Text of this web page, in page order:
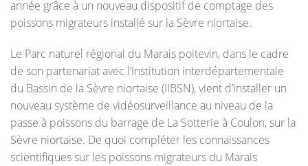
année grâce à un nouveau dispositif de comptage des
poissons migrateurs installé sur la Sèvre niortaise.
Le Parc naturel régional du Marais poitevin, dans le cadre
de son partenariat avec l’Institution interdépartementale
du Bassin de la Sèvre niortaise (IIBSN), vient d’installer un
nouveau système de vidéosurveillance au niveau de la
passe à poissons du barrage de La Sotterie à Coulon, sur la
Sèvre niortaise. De quoi compléter les connaissances
scientifiques sur les poissons migrateurs du Marais